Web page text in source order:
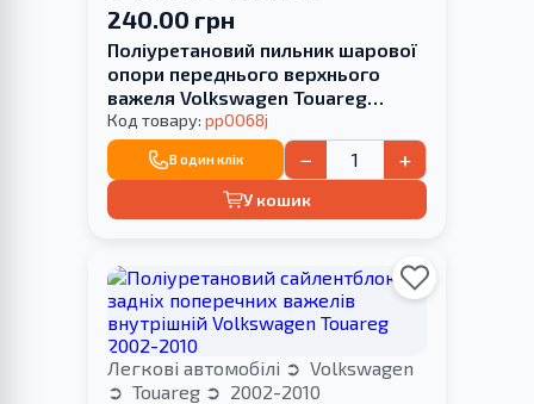
240.00 грн
Поліуретановий пильник шарової
опори переднього верхнього
важеля Volkswagen Touareg
2002-2010 під пружинне кільце
d19*D38, L22 двохступеневий
Код товару: pp0068j
В один клік − +
У кошик
Легкові автомобілі
Volkswagen
Touareg
2002-2010